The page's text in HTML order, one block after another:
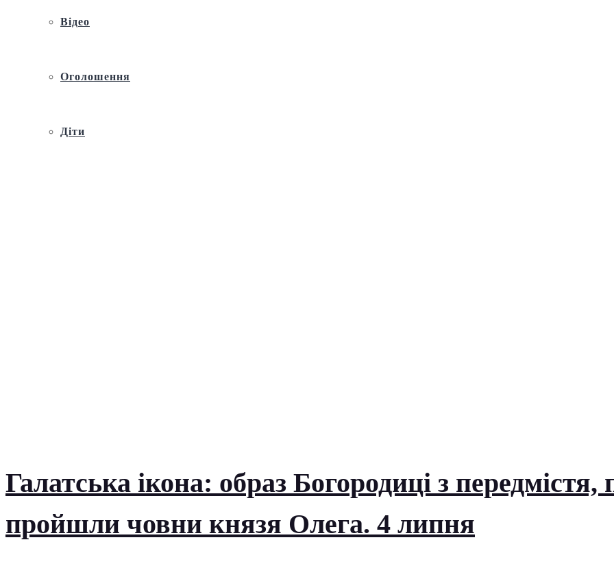
Відео
Оголошення
Діти
Галатська ікона: образ Богородиці з передмістя,
пройшли човни князя Олега. 4 липня